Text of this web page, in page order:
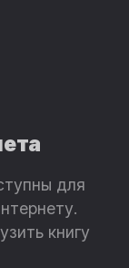
для
книгу